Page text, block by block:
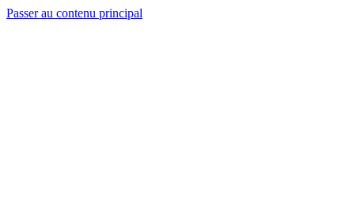
Passer au contenu principal